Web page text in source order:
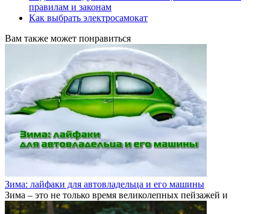
правилам и законам
Как выбрать электросамокат
Вам также может понравиться
Зима: лайфаки для автовладельца и его машины
Зима – это не только время великолепных пейзажей и